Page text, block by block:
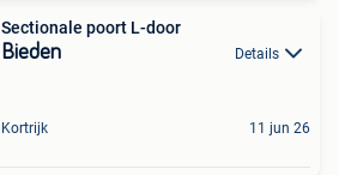
Sectionale poort L-door
Bieden Details
Kortrijk 11 jun 26